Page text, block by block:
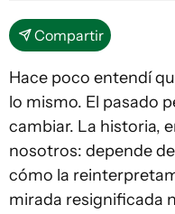
Compartir
Hace poco entendí
lo mismo. El pasado
cambiar. La historia,
nosotros: depende
cómo la
mirada resignificada